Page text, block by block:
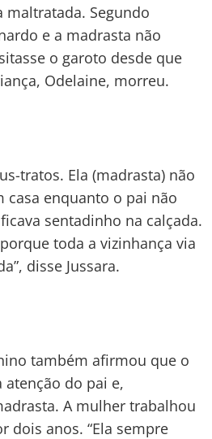
maltratada. Segundo
e a madrasta não
o garoto desde que
Odelaine, morreu.
tratos. Ela (madrasta) não
casa enquanto o pai não
sentadinho na calçada.
toda a vizinhança via
disse Jussara.
também afirmou que o
do pai e,
A mulher trabalhou
dois anos. “Ela sempre